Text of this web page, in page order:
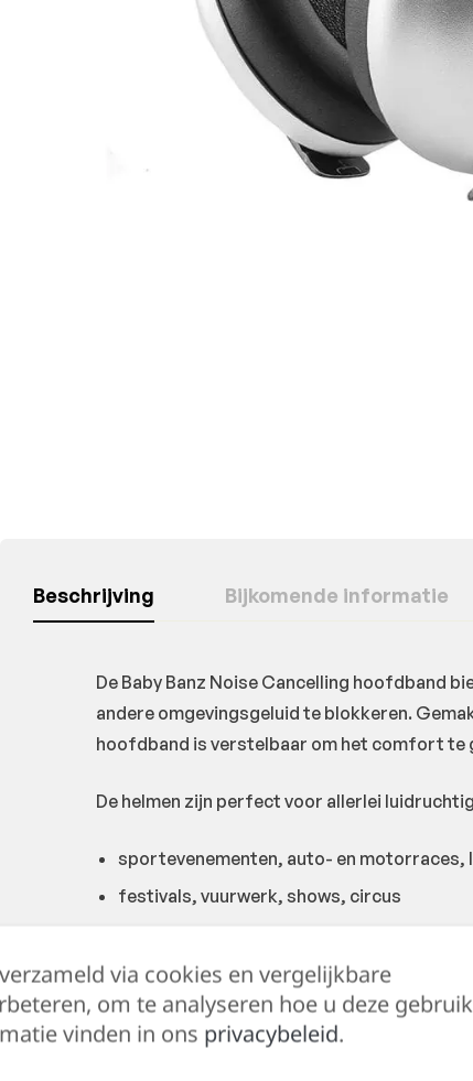
Beschrijving Bijkomende informatie
De Baby Banz Noise Cancelling hoofdband
andere omgevingsgeluid te blokkeren.
hoofdband is verstelbaar om het comfort te
De helmen zijn perfect voor allerlei
sportevenementen, auto- en motorraces,
festivals, vuurwerk, shows, circus
demonstraties waterskiën, varen en
grasmaaier of ander gereedschap
muziekconcerten, scheepssirenes,
De hoofdtelefoon kan naar binnen worden
via cookies en vergelijkbare
om te analyseren hoe u deze
vinden in ons privacybeleid.